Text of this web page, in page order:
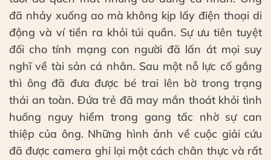
đã nhảy xuống ao mà không kịp lấy điện thoại di
động và ví tiền ra khỏi túi quần. Sự ưu tiên tuyệt
đối cho tính mạng con người đã lấn át mọi suy
nghĩ về tài sản cá nhân. Sau một nỗ lực cố gắng
thì ông đã đưa được bé trai lên bờ trong trạng
thái an toàn. Đứa trẻ đã may mắn thoát khỏi tình
huống nguy hiểm trong gang tấc nhờ sự can
thiệp của ông. Những hình ảnh về cuộc giải cứu
đã được camera ghi lại một cách chân thực và rất